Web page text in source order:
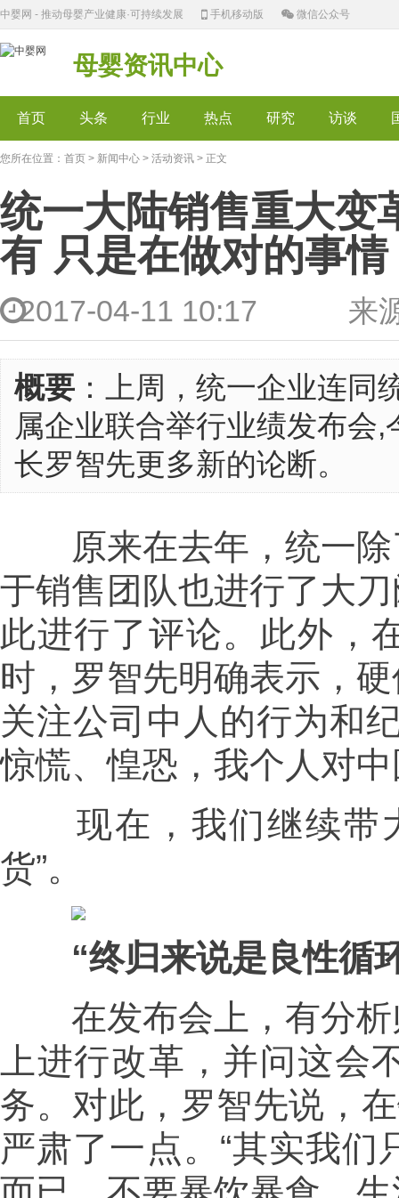
中婴网 - 推动母婴产业健康·可持续发展 手机移动版 微信公众号
母婴资讯中心
首页 头条 行业 热点 研究 访谈
您所在位置： 首页 > 新闻中心 > 活动资讯 > 正文
统一大陆销售重大变
有 只是在做对的事情
2017-04-11 10:17 来源
概要 ：上周，统一企业连
属企业联合举行业绩发布会
长罗智先更多新的论断。
原来在去年，统一除
于销售团队也进行了大
此进行了评论。此外，
时，罗智先明确表示，
关注公司中人的行为和
惊慌、惶恐，我个人对
现在，我们继续带
货”。
“终归来说是良性循
在发布会上，有分析
上进行改革，并问这会
务。对此，罗智先说，
严肃了一点。“其实我